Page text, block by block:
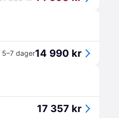
5–7 dager14 990 kr
17 357 kr